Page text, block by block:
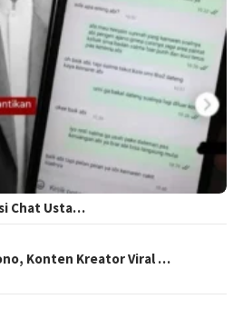
Chat Usta…
Konten Kreator Viral …